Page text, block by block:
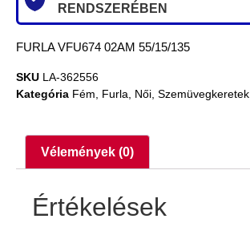
RENDSZERÉBEN
FURLA VFU674 02AM 55/15/135
SKU LA-362556
Kategória Fém Furla Női Szemüvegkeretek
Vélemények (0)
Értékelések